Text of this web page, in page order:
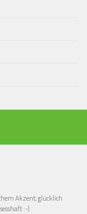
Akzent, glücklich
:-)